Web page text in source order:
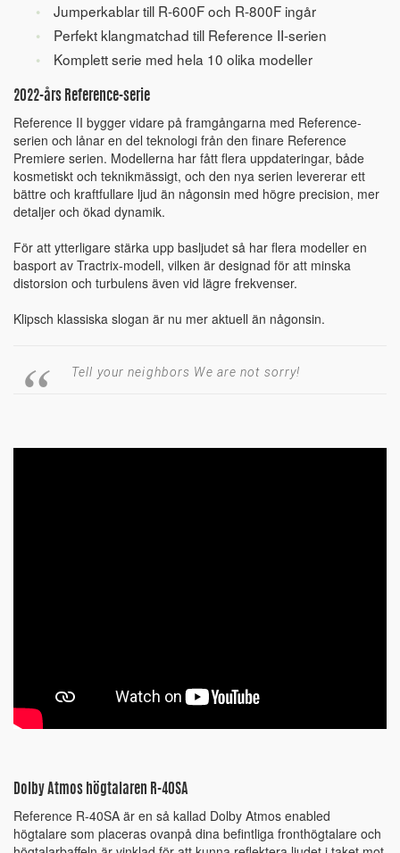
Jumperkablar till R-600F och R-800F ingår
Perfekt klangmatchad till Reference II-serien
Komplett serie med hela 10 olika modeller
2022-års Reference-serie
Reference II bygger vidare på framgångarna med Reference-
serien och lånar en del teknologi från den finare Reference
Premiere serien. Modellerna har fått flera uppdateringar, både
kosmetiskt och teknikmässigt, och den nya serien levererar ett
bättre och kraftfullare ljud än någonsin med högre precision, mer
detaljer och ökad dynamik.
För att ytterligare stärka upp basljudet så har flera modeller en
basport av Tractrix-modell, vilken är designad för att minska
distorsion och turbulens även vid lägre frekvenser.
Klipsch klassiska slogan är nu mer aktuell än någonsin.
Tell your neighbors We are not sorry!
Dolby Atmos högtalaren R-40SA
Reference R-40SA är en så kallad Dolby Atmos enabled
högtalare som placeras ovanpå dina befintliga fronthögtalare och